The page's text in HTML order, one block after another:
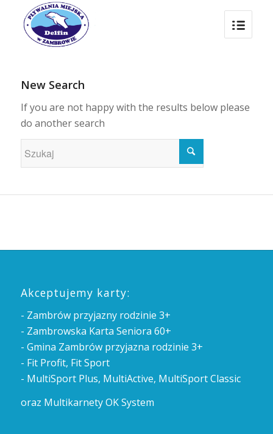
New Search
If you are not happy with the results below please
do another search
Akceptujemy karty:
- Zambrów przyjazny rodzinie 3+
- Zambrowska Karta Seniora 60+
- Gmina Zambrów przyjazna rodzinie 3+
- Fit Profit, Fit Sport
- MultiSport Plus, MultiActive, MultiSport Classic
oraz Multikarnety OK System